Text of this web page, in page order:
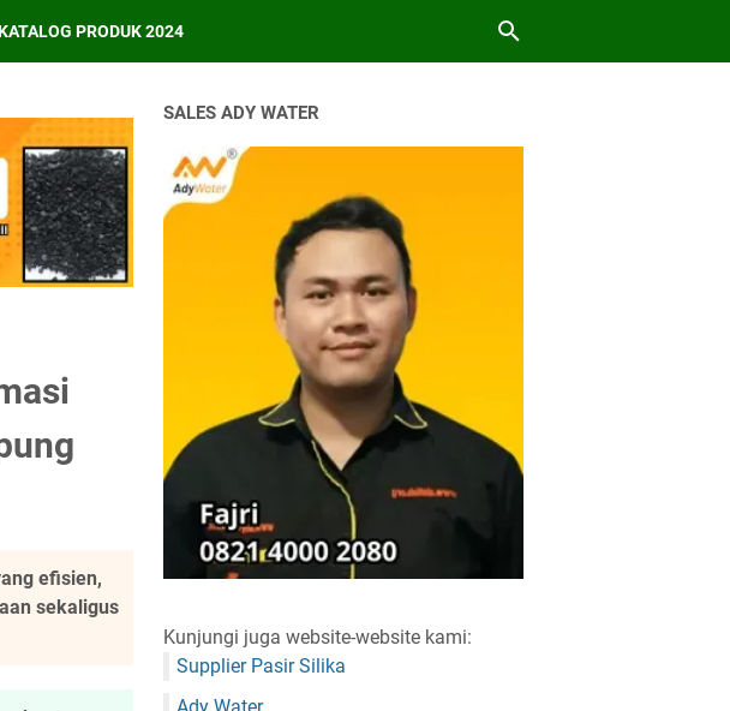
PRODUK 2024
efisien,
sekaligus
SALES ADY WATER
Kunjungi juga website-website kami:
Supplier Pasir Silika